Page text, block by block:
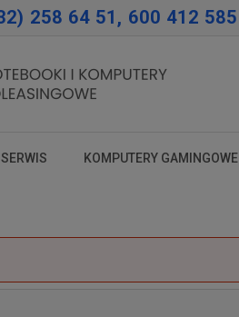
258 64 51, 600 412 585
SERWIS KOMPUTERY GAMINGOWE